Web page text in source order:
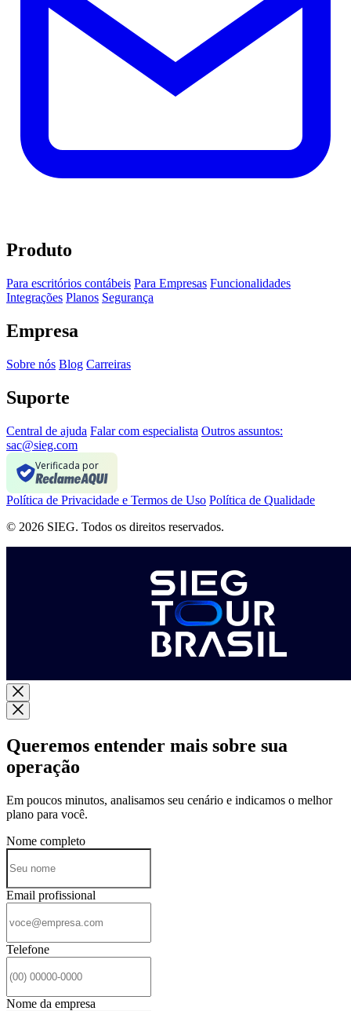
Produto
Para escritórios contábeis Para Empresas Funcionalidades
Integrações Planos Segurança
Empresa
Sobre nós Blog Carreiras
Suporte
Central de ajuda Falar com especialista Outros assuntos:
sac@sieg.com
Verificada por
Política de Privacidade e Termos de Uso Política de Qualidade
© 2026 SIEG. Todos os direitos reservados.
Queremos entender mais sobre sua
operação
Em poucos minutos, analisamos seu cenário e indicamos o melhor
plano para você.
Nome completo
Email profissional
Telefone
Nome da empresa